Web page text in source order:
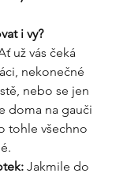
i vy?
už vás čeká
nekonečné
nebo se jen
doma na gauči
tohle všechno
Jakmile do